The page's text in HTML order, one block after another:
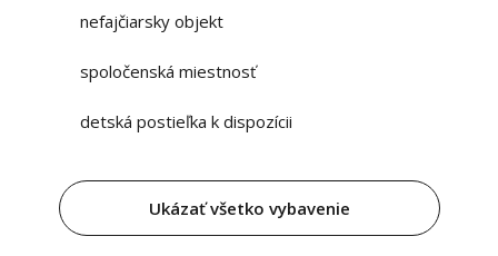
nefajčiarsky objekt
spoločenská miestnosť
detská postieľka k dispozícii
Ukázať všetko vybavenie